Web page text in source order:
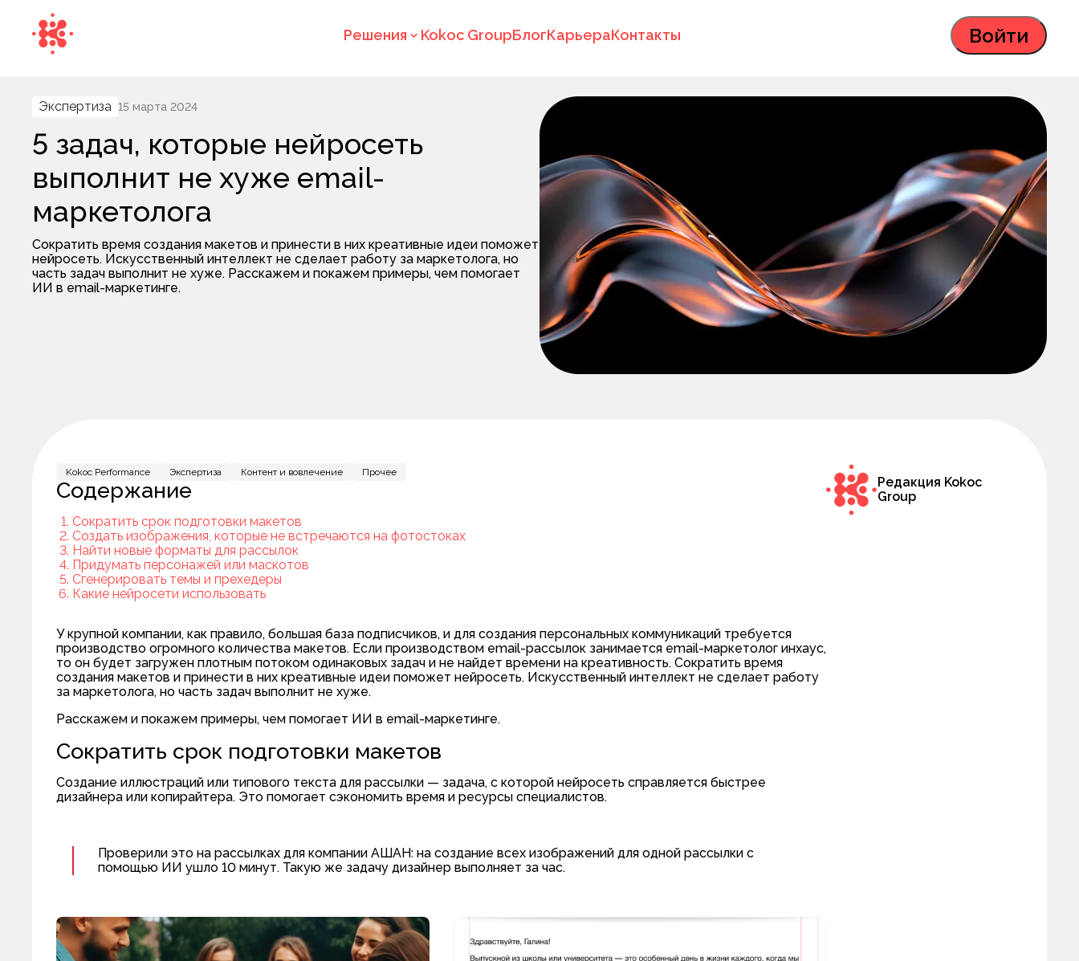
Решения Kokoc GroupБлогКарьераКонтакты Войти
Экспертиза 15 марта 2024
5 задач, которые нейросеть
выполнит не хуже email-
маркетолога
Сократить время создания макетов и принести в них креативные идеи поможет
нейросеть. Искусственный интеллект не сделает работу за маркетолога, но
часть задач выполнит не хуже. Расскажем и покажем примеры, чем помогает
ИИ в email-маркетинге.
Kokoc Performance Экспертиза Контент и вовлечение Прочее
Содержание
Сократить срок подготовки макетов
Создать изображения, которые не встречаются на фотостоках
Найти новые форматы для рассылок
Придумать персонажей или маскотов
Сгенерировать темы и прехедеры
Какие нейросети использовать
У крупной компании, как правило, большая база подписчиков, и для создания персональных коммуникаций требуется
производство огромного количества макетов. Если производством email-рассылок занимается email-маркетолог инхаус,
то он будет загружен плотным потоком одинаковых задач и не найдет времени на креативность. Сократить время
создания макетов и принести в них креативные идеи поможет нейросеть. Искусственный интеллект не сделает работу
за маркетолога, но часть задач выполнит не хуже.
Расскажем и покажем примеры, чем помогает ИИ в email-маркетинге.
Сократить срок подготовки макетов
Создание иллюстраций или типового текста для рассылки — задача, с которой нейросеть справляется быстрее
дизайнера или копирайтера. Это помогает сэкономить время и ресурсы специалистов.
Проверили это на рассылках для компании АШАН: на создание всех изображений для одной рассылки с
помощью ИИ ушло 10 минут. Такую же задачу дизайнер выполняет за час.
Редакция Kokoc
Group